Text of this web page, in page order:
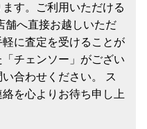
す。ご利用いただける
舗へ直接お越しいただ
に査定を受けることが
チェンソー」がござい
合わせください。 ス
を心よりお待ち申し上